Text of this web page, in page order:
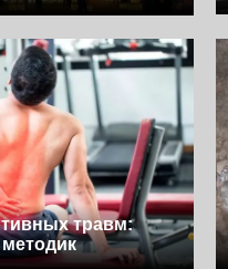
травм: